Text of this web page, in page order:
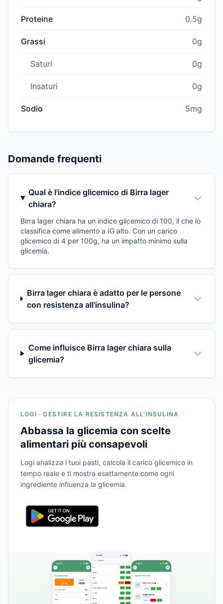
Proteine 0.5g
Grassi 0g
Saturi 0g
Insaturi 0g
Sodio 5mg
Domande frequenti
Qual è l'indice glicemico di Birra lager
chiara?
Birra lager chiara ha un indice glicemico di 100, il che lo
classifica come alimento a IG alto. Con un carico
glicemico di 4 per 100g, ha un impatto minimo sulla
glicemia.
Birra lager chiara è adatto per le persone
con resistenza all'insulina?
Come influisce Birra lager chiara sulla
glicemia?
LOGI · GESTIRE LA RESISTENZA ALL'INSULINA
Abbassa la glicemia con scelte
alimentari più consapevoli
Logi analizza i tuoi pasti, calcola il carico glicemico in
tempo reale e ti mostra esattamente come ogni
ingrediente influenza la glicemia.